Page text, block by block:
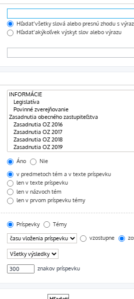
Hľadať všetky slová alebo presnú zhodu s
Hľadať akýkoľvek výskyt slov alebo výrazu
Áno
Nie
v predmetoch tém a v texte príspevku
len v texte príspevku
len v názvoch tém
len v prvom príspevku témy
Príspevky
Témy
vzostupne
znakov príspevku